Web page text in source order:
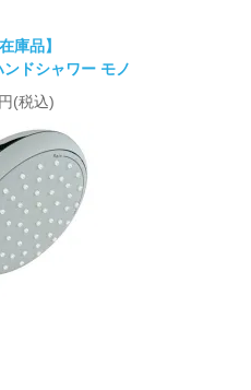
庫品】
ドシャワー モノ
(税込)